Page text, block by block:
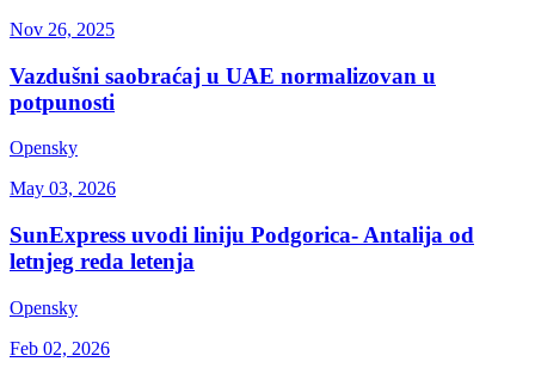
Nov 26, 2025
Vazdušni saobraćaj u UAE normalizovan u
potpunosti
Opensky
May 03, 2026
SunExpress uvodi liniju Podgorica- Antalija od
letnjeg reda letenja
Opensky
Feb 02, 2026